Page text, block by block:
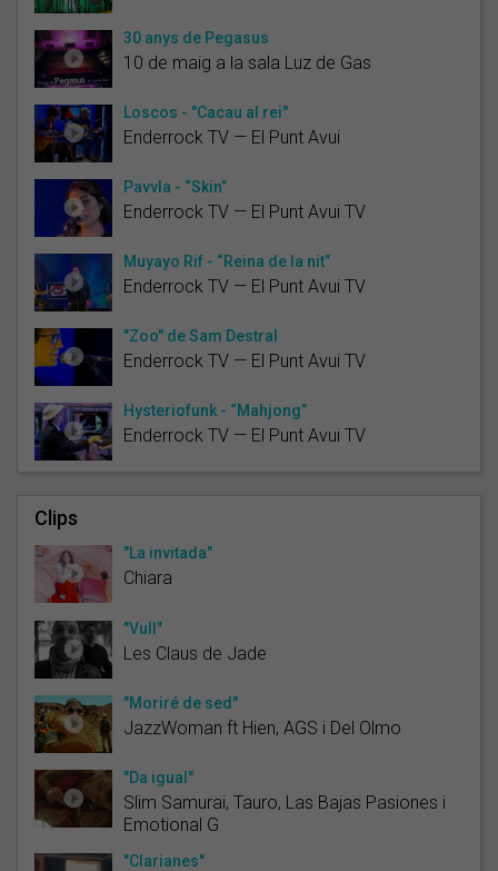
30 anys de Pegasus
10 de maig a la sala Luz de Gas
Loscos - "Cacau al rei"
Enderrock TV — El Punt Avui
Pavvla - “Skin”
Enderrock TV — El Punt Avui TV
Muyayo Rif - “Reina de la nit”
Enderrock TV — El Punt Avui TV
"Zoo" de Sam Destral
Enderrock TV — El Punt Avui TV
Hysteriofunk - “Mahjong”
Enderrock TV — El Punt Avui TV
Clips
"La invitada"
Chiara
"Vull"
Les Claus de Jade
"Moriré de sed"
JazzWoman ft Hien, AGS i Del Olmo
"Da igual"
Slim Samurai, Tauro, Las Bajas Pasiones i
Emotional G
"Clarianes"